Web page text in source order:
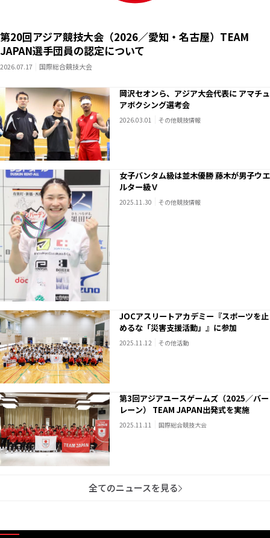
第20回アジア競技大会（2026／愛知・名古屋）TEAM
JAPAN選手団員の認定について
2026.07.17 国際総合競技大会
岡沢セオンら、アジア大会代表に アマチュ
アボクシング選考会
2026.03.01 その他競技情報
女子バンタム級は並木優勝 藤木が男子ウエ
ルター級Ｖ
2025.11.30 その他競技情報
JOCアスリートアカデミー『スポーツを止
めるな「災害支援活動」』に参加
2025.11.12 その他活動
第3回アジアユースゲームズ（2025／バー
レーン） TEAM JAPAN出発式を実施
2025.11.11 国際総合競技大会
全てのニュースを見る